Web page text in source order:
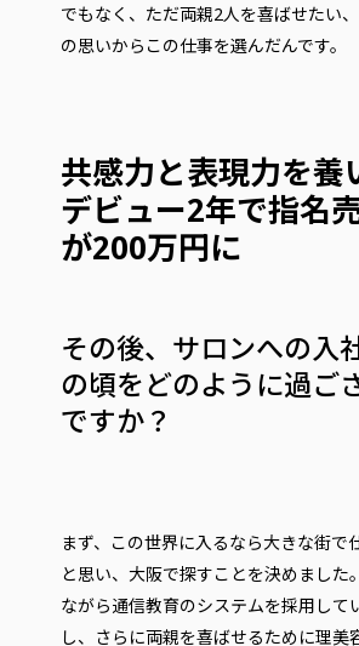
でもなく、ただ両親2人を喜ばせたい
の思いからこの仕事を選んだんです。
共感力と表現力を養
デビュー2年で指名
が200万円に
その後、サロンへの入
の頃をどのように過ご
ですか？
まず、この世界に入るなら大きな街で
と思い、大阪で探すことを決めました
ながら通信教育のシステムを採用して
し、さらに両親を喜ばせるために理美